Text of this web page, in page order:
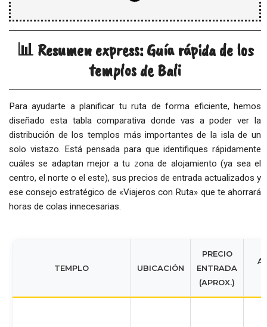
📊 Resumen express: Guía rápida de los
templos de Bali
Para ayudarte a planificar tu ruta de forma eficiente, hemos
diseñado esta tabla comparativa donde vas a poder ver la
distribución de los templos más importantes de la isla de un
solo vistazo. Está pensada para que identifiques rápidamente
cuáles se adaptan mejor a tu zona de alojamiento (ya sea el
centro, el norte o el este), sus precios de entrada actualizados y
ese consejo estratégico de «Viajeros con Ruta» que te ahorrará
horas de colas innecesarias.
TEMPLO UBICACIÓN
PRECIO
ENTRADA
(APROX.)